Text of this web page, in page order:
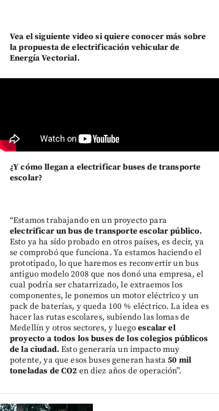
Vea el siguiente video si quiere conocer más sobre
la propuesta de electrificación vehicular de
Energía Vectorial.
¿Y cómo llegan a electrificar buses de transporte
escolar?
“Estamos trabajando en un proyecto para
electrificar un bus de transporte escolar público.
Esto ya ha sido probado en otros países, es decir, ya
se comprobó que funciona. Ya estamos haciendo el
prototipado, lo que haremos es reconvertir un bus
antiguo modelo 2008 que nos donó una empresa, el
cual podría ser chatarrizado, le extraemos los
componentes, le ponemos un motor eléctrico y un
pack de baterías, y queda 100 % eléctrico. La idea es
hacer las rutas escolares, subiendo las lomas de
Medellín y otros sectores, y luegoescalar el
proyecto a todos los buses de los colegios públicos
de la ciudad.Esto generaría un impacto muy
potente, ya que esos buses generan hasta50 mil
toneladas de CO2 en diez años de operación”.